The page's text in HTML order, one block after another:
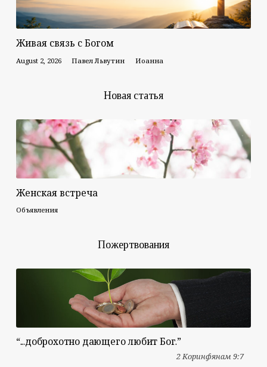
Живая связь с Богом
August 2, 2026 Павел Львутин Иоанна
Новая статья
Женская встреча
Объявления
Пожертвования
“...доброхотно дающего любит Бог.”
2 Коринфянам 9:7